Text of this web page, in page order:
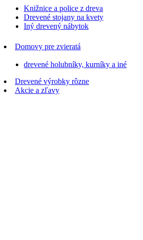
Knižnice a police z dreva
Drevené stojany na kvety
Iný drevený nábytok
Domovy pre zvieratá
drevené holubníky, kurníky a iné
Drevené výrobky rôzne
Akcie a zľavy